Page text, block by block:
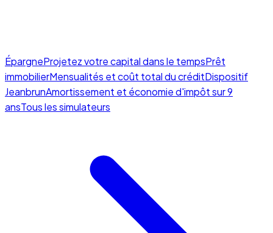
ÉpargneProjetez votre capital dans le tempsPrêt
immobilierMensualités et coût total du créditDispositif
JeanbrunAmortissement et économie d'impôt sur 9
ansTous les simulateurs